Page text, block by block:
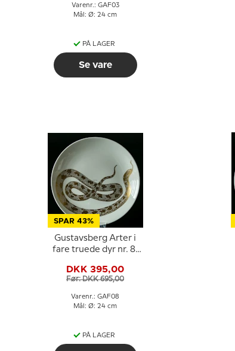
Varenr.: GAF03
Mål: Ø: 24 cm
PÅ LAGER
Se vare
SPAR 43%
Gustavsberg Arter i
fare truede dyr nr. 8,
DKK 395,00
Før: DKK 695,00
Varenr.: GAF08
Mål: Ø: 24 cm
PÅ LAGER